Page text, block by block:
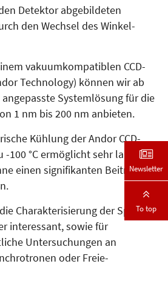
Detektor abgebildeten
den Wechsel des Win­kel­
vakuumkompatiblen CCD-
Technology) können wir ab
Sys­temlösung für die
1 nm bis 200 nm anbieten.
Kühlung der Andor CCD-
-100 °C ermöglicht sehr lange
einen signifikanten Beitrag von
Cha­rak­­te­risierung der Spektren
interessant, sowie für
Untersuchungen an
oder Freie-
Newsletter
To top